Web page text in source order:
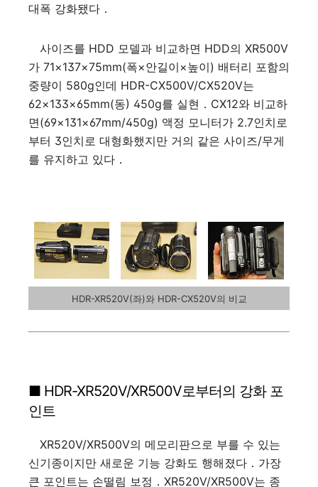
대폭 강화됐다．
사이즈를 HDD 모델과 비교하면 HDD의 XR500V
가 71×137×75mm(폭×안길이×높이) 배터리 포함의
중량이 580g인데 HDR-CX500V/CX520V는
62×133×65mm(동) 450g를 실현．CX12와 비교하
면(69×131×67mm/450g) 액정 모니터가 2.7인치로
부터 3인치로 대형화했지만 거의 같은 사이즈/무게
를 유지하고 있다．
HDR-XR520V(좌)와 HDR-CX520V의 비교
■ HDR-XR520V/XR500V로부터의 강화 포
인트
XR520V/XR500V의 메모리판으로 부를 수 있는
신기종이지만 새로운 기능 강화도 행해졌다．가장
큰 포인트는 손떨림 보정．XR520V/XR500V는 종